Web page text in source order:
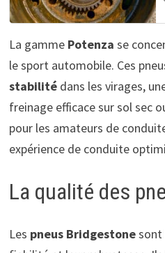
La gamme Potenza se
le sport automobile. Ces
stabilitédans les virages,
freinage efficace sur sol sec
pour les amateurs de
expérience de conduite
La qualité des
Les pneus Bridgestonesont